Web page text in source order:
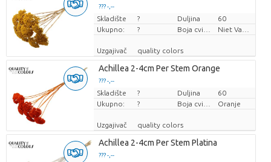
??? -,--
Cijena po komadu
Skladište ? Duljina
60
Ukupno:
?
Uzgajivač quality colors
Achillea 2-4cm Per Stem Orange
??? -,--
Cijena po komadu
Skladište ? Duljina
60
Ukupno:
? Oranje
Uzgajivač quality colors
Achillea 2-4cm Per Stem Platina
??? -,--